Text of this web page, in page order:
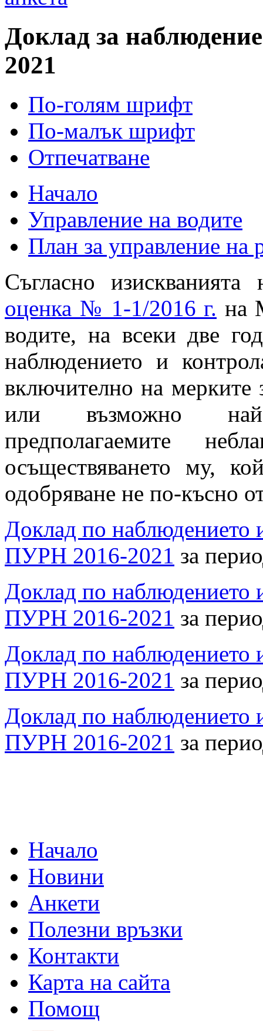
Доклад за
2021
По-голям шрифт
По-малък шрифт
Отпечатване
Начало
Управление на водите
План за управление на
Съгласно
оценка № 1-1/2016 г. на
водите, на всеки две
наблюдението и
включително на мерките
или възможно
предполагаемите
осъществяването му,
одобряване не по-късно
Доклад по наблюдението
ПУРН 2016-2021 за
Доклад по наблюдението
ПУРН 2016-2021 за
Доклад по наблюдението
ПУРН 2016-2021 за
Доклад по наблюдението
ПУРН 2016-2021 за
Начало
Новини
Анкети
Полезни връзки
Контакти
Карта на сайта
Помощ